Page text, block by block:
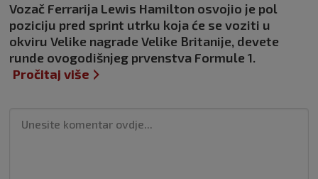
Vozač Ferrarija Lewis Hamilton osvojio je pol
poziciju pred sprint utrku koja će se voziti u
okviru Velike nagrade Velike Britanije, devete
runde ovogodišnjeg prvenstva Formule 1.
Pročitaj više